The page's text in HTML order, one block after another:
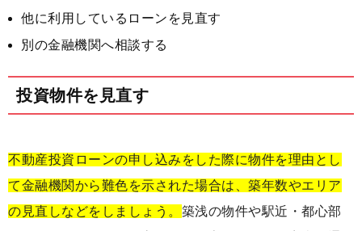
他に利用しているローンを見直す
別の金融機関へ相談する
投資物件を見直す
不動産投資ローンの申し込みをした際に物件を理由とし
て金融機関から難色を示された場合は、築年数やエリア
の見直しなどをしましょう。 築浅の物件や駅近・都心部